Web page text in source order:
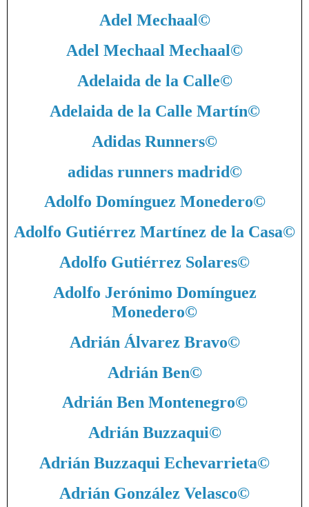
Adel Mechaal©
Adel Mechaal Mechaal©
Adelaida de la Calle©
Adelaida de la Calle Martín©
Adidas Runners©
adidas runners madrid©
Adolfo Domínguez Monedero©
Adolfo Gutiérrez Martínez de la Casa©
Adolfo Gutiérrez Solares©
Adolfo Jerónimo Domínguez
Monedero©
Adrián Álvarez Bravo©
Adrián Ben©
Adrián Ben Montenegro©
Adrián Buzzaqui©
Adrián Buzzaqui Echevarrieta©
Adrián González Velasco©